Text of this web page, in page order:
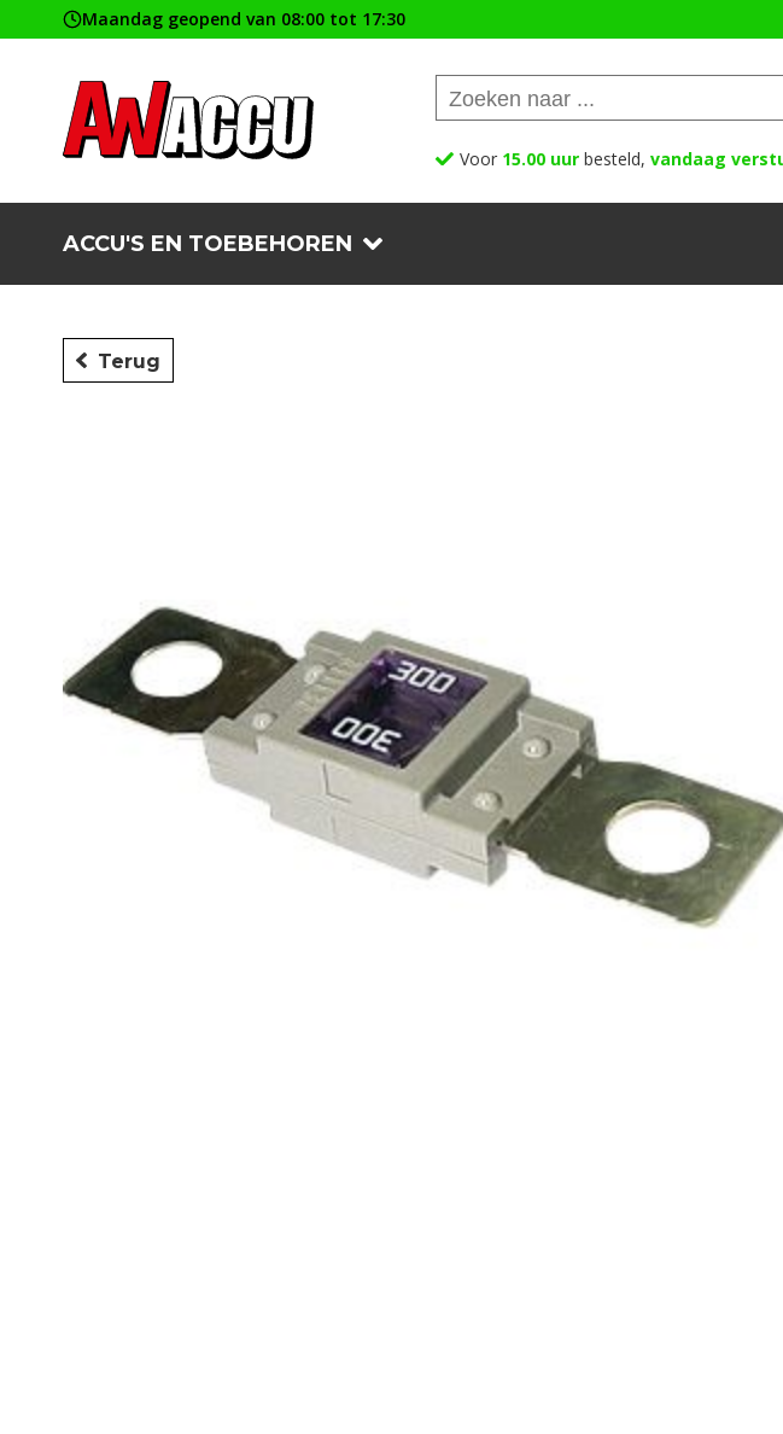
Maandag geopend van 08:00 tot 17:30
Voor 15.00 uur besteld,vandaag
ACCU'S EN TOEBEHOREN
Terug